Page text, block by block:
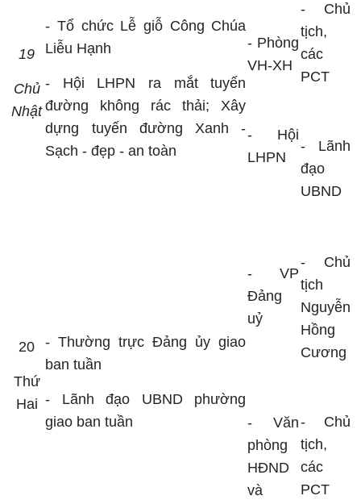
19
Chủ
Nhật
- Tổ chức Lễ giỗ Công Chúa
Liễu Hạnh
- Hội LHPN ra mắt tuyến
đường không rác thải; Xây
dựng tuyến đường Xanh -
Sạch - đẹp - an toàn
- Phòng
VH-XH
- Hội
LHPN
- Chủ
tịch,
các
PCT
- Lãnh
đạo
UBND
20
Thứ
Hai
-Thường trực Đảng ủy giao
ban tuần
- Lãnh đạo UBND phường
giao ban tuần
- VP
Đảng
uỷ
- Văn
phòng
HĐND
và
- Chủ
tịch
Nguyễn
Hồng
Cương
- Chủ
tịch,
các
PCT